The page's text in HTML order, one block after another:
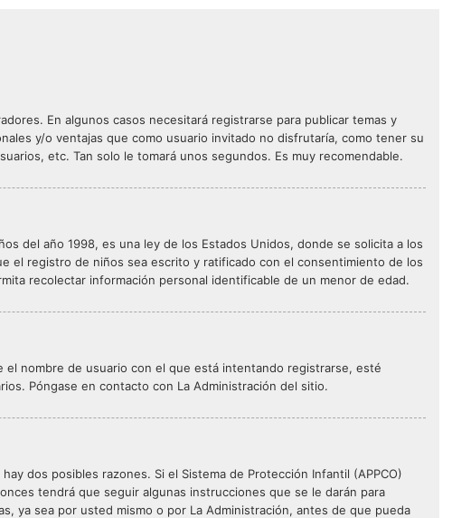
En algunos casos necesitará registrarse para publicar temas y
y/o ventajas que como usuario invitado no disfrutaría, como tener su
etc. Tan solo le tomará unos segundos. Es muy recomendable.
del año 1998, es una ley de los Estados Unidos, donde se solicita a los
el registro de niños sea escrito y ratificado con el consentimiento de los
recolectar información personal identificable de un menor de edad.
el nombre de usuario con el que está intentando registrarse, esté
Póngase en contacto con La Administración del sitio.
dos posibles razones. Si el Sistema de Protección Infantil (APPCO)
tendrá que seguir algunas instrucciones que se le darán para
ya sea por usted mismo o por La Administración, antes de que pueda